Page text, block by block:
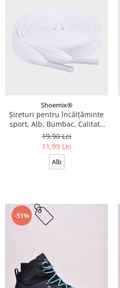
Shoemix®
Șireturi pentru încălțăminte
sport, Alb, Bumbac, Calitate
premium, 100 cm x 0.8 cm
19,90 Lei
11,99 Lei
Alb
-51%